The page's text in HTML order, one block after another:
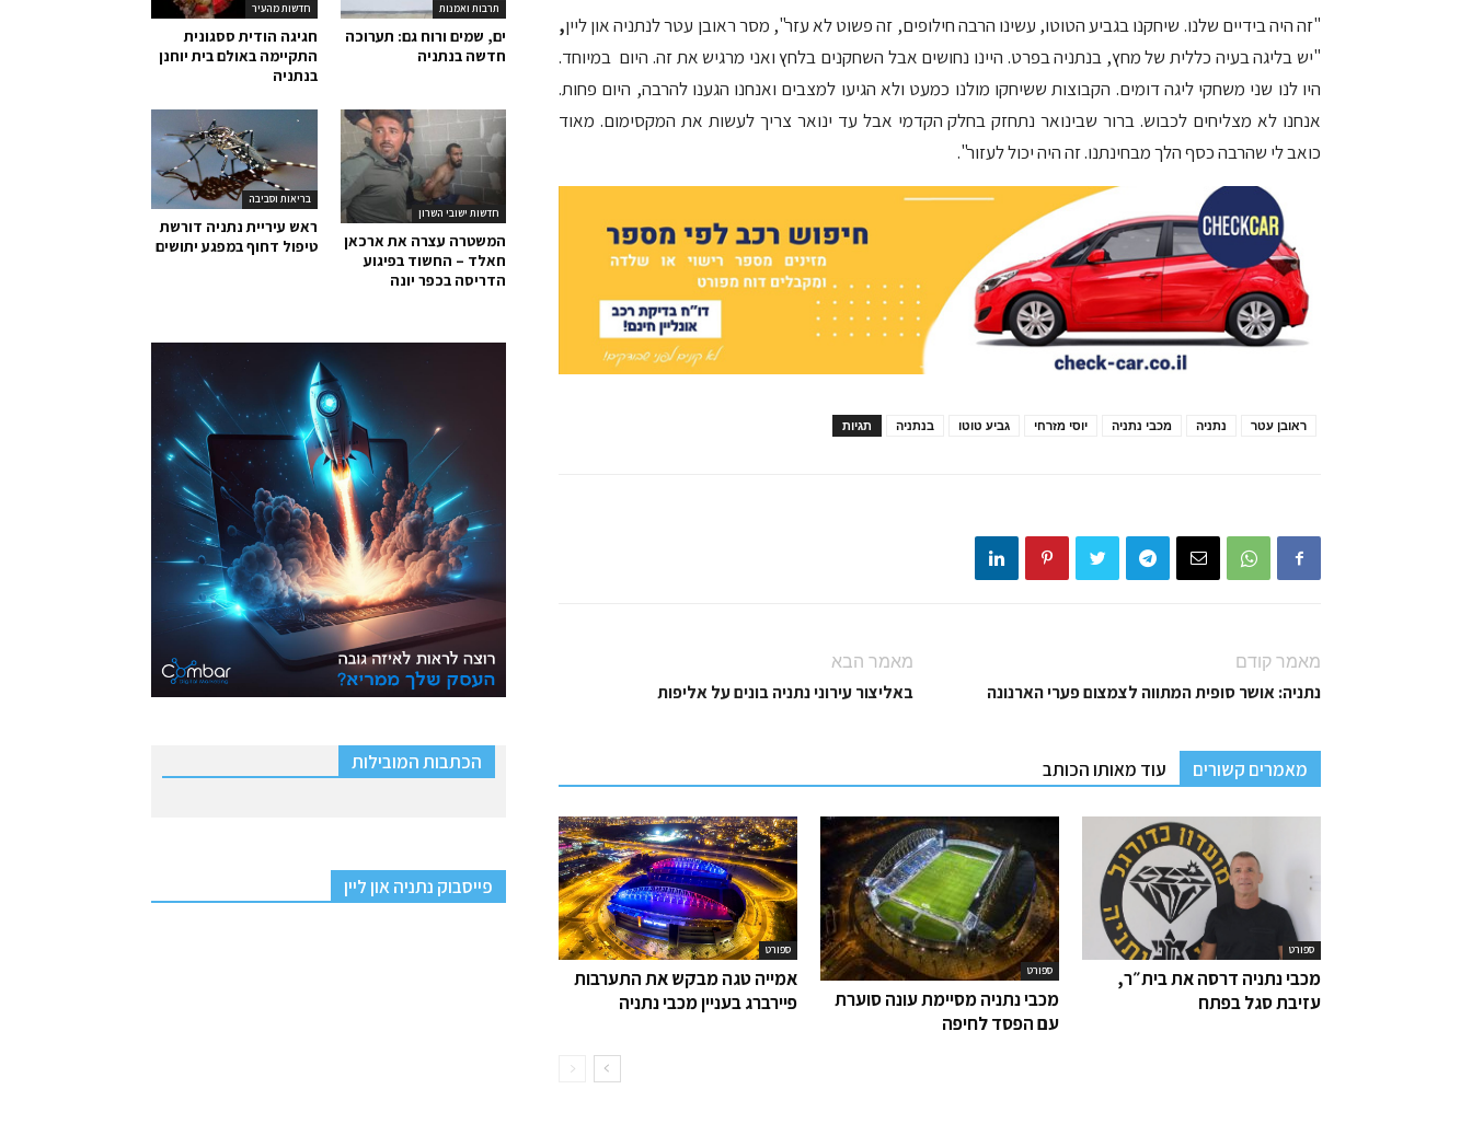
"זה היה בידיים שלנו. שיחקנו בגביע הטוטו, עשינו הרבה חילופים, זה פשוט לא עזר", מסר ראובן עטר לנתניה און ליין,
"יש בליגה בעיה כללית של מחץ, בנתניה בפרט. היינו נחושים אבל השחקנים בלחץ ואני מרגיש את זה. היום במיוחד.
היו לנו שני משחקי ליגה דומים. הקבוצות ששיחקו מולנו כמעט ולא הגיעו למצבים ואנחנו הגענו להרבה, היום פחות.
אנחנו לא מצליחים לכבוש. ברור שבינואר נתחזק בחלק הקדמי אבל עד ינואר צריך לעשות את המקסימום. מאוד
כואב לי שהרבה כסף הלך מבחינתנו. זה היה יכול לעזור".
תגיות בנתניה גביע טוטו יוסי מזרחי מכבי נתניה נתניה ראובן עטר
מאמר קודם
נתניה: אושר סופית המתווה לצמצום פערי הארנונה
מאמר הבא
באליצור עירוני נתניה בונים על אליפות
מאמרים קשורים עוד מאותו הכותב
ספורט
אמייה טגה מבקש את התערבות
פיירברג בעניין מכבי נתניה
ספורט
מכבי נתניה מסיימת עונה סוערת
עם הפסד לחיפה
ספורט
מכבי נתניה דרסה את בית״ר,
עזיבת סגל בפתח
חדשות מהעיר
חגיגה הודית ססגונית
התקיימה באולם בית יוחנן
בנתניה
תרבות ואמנות
ים, שמים ורוח גם: תערוכה
חדשה בנתניה
בריאות וסביבה
ראש עיריית נתניה דורשת
טיפול דחוף במפגע יתושים
חדשות ישובי השרון
המשטרה עצרה את ארכאן
חאלד – החשוד בפיגוע
הדריסה בכפר יונה
הכתבות המובילות
פייסבוק נתניה און ליין